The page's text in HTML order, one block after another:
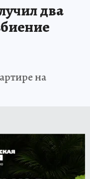
два
на